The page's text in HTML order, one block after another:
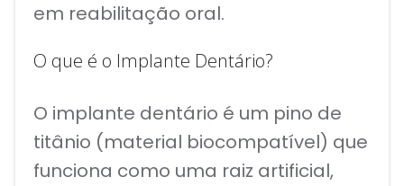
em reabilitação oral.
O que é o Implante Dentário?
O implante dentário é um pino de
titânio (material biocompatível) que
funciona como uma raiz artificial,